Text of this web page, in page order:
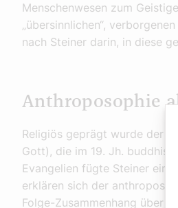
Menschenwesen zum
„übersinnlichen“,
nach Steiner darin, in diese
Anthroposophie
Religiös geprägt wurde der
Gott), die im 19. Jh.
Evangelien fügte Steiner ein
erklären sich der
Folge-Zusammenhang über